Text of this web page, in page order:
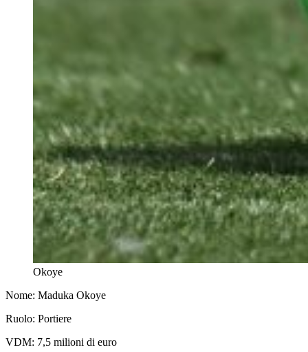
Okoye
Nome: Maduka Okoye
Ruolo: Portiere
VDM: 7,5 milioni di euro